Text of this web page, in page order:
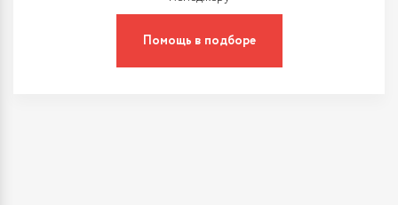
Помощь в подборе